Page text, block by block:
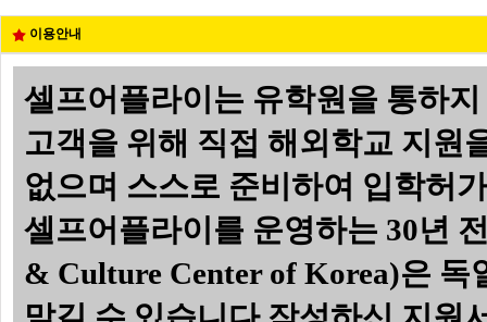
이용안내
셀프어플라이는 유학원을 통하
고객을 위해 직접 해외학교 지원
없으며 스스로 준비하여 입학허
셀프어플라이를 운영하는 30년
& Culture Center of Korea)은 독